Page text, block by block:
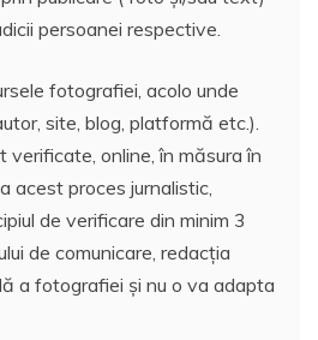
persoanei respective.
fotografiei, acolo unde
site, blog, platformă etc.).
verificate, online, în măsura în
acest proces jurnalistic,
de verificare din minim 3
de comunicare, redacția
a fotografiei și nu o va adapta